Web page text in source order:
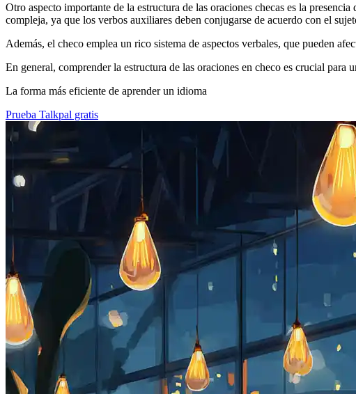
Otro aspecto importante de la estructura de las oraciones checas es la
compleja, ya que los verbos auxiliares deben conjugarse de acuerdo con el
Además, el checo emplea un rico sistema de aspectos verbales, que pueden
En general, comprender la estructura de las oraciones en checo es crucial
La forma más eficiente de aprender un idioma
Prueba Talkpal gratis